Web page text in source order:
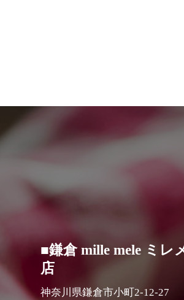
■鎌倉 mille mele ミレ
店
神奈川県鎌倉市小町2-12-27